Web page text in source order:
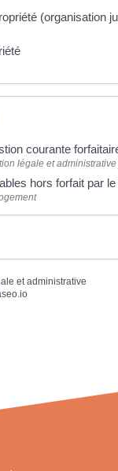
(organisation
courante
légale et
hors forfait par
et administrative